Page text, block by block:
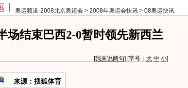
奥运频道-2008北京奥运会 > 2008年奥运会快讯 > 08奥运快讯
场结束巴西2-0暂时领先新西兰
[我来说两句] [字号： 大 中 小]
来源：搜狐体育